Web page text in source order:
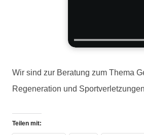
Wir sind zur Beratung zum Thema
Regeneration und
Teilen mit: